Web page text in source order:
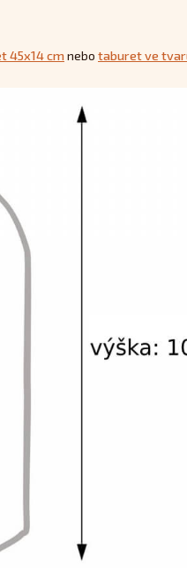
45x14 cmnebo taburet ve